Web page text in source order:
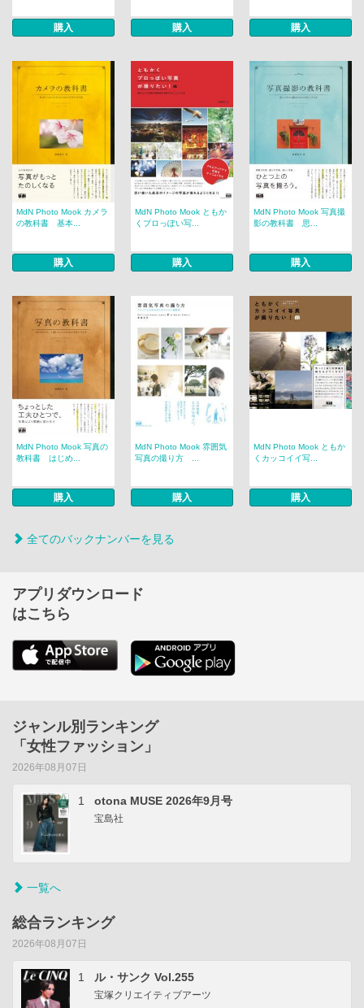
購入 購入 購入
MdN Photo Mook カメラ
の教科書 基本...
購入
MdN Photo Mook ともか
くプロっぽい写...
購入
MdN Photo Mook 写真撮
影の教科書 思...
購入
MdN Photo Mook 写真の
教科書 はじめ...
購入
MdN Photo Mook 雰囲気
写真の撮り方 ...
購入
MdN Photo Mook ともか
くカッコイイ写...
購入
全てのバックナンバーを見る
アプリダウンロード
はこちら
ジャンル別ランキング
「女性ファッション」
2026年08月07日
1 otona MUSE 2026年9月号
宝島社
一覧へ
総合ランキング
2026年08月07日
1 ル・サンク Vol.255
宝塚クリエイティブアーツ